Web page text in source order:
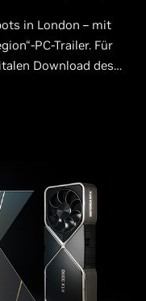
in London – mit
PC-Trailer. Für
Download des